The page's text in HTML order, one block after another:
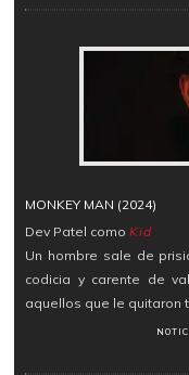
MONKEY MAN (2024)
Dev Patel comoKid
Un hombre sale de
codicia y carente de
aquellos que le quitaron